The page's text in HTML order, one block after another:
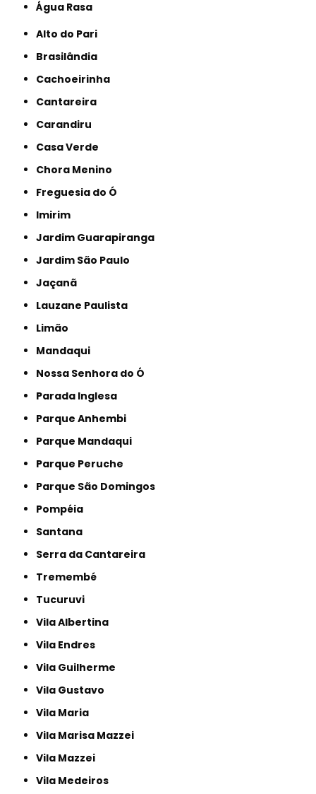
Água Rasa
Alto do Pari
Brasilândia
Cachoeirinha
Cantareira
Carandiru
Casa Verde
Chora Menino
Freguesia do Ó
Imirim
Jardim Guarapiranga
Jardim São Paulo
Jaçanã
Lauzane Paulista
Limão
Mandaqui
Nossa Senhora do Ó
Parada Inglesa
Parque Anhembi
Parque Mandaqui
Parque Peruche
Parque São Domingos
Pompéia
Santana
Serra da Cantareira
Tremembé
Tucuruvi
Vila Albertina
Vila Endres
Vila Guilherme
Vila Gustavo
Vila Maria
Vila Marisa Mazzei
Vila Mazzei
Vila Medeiros